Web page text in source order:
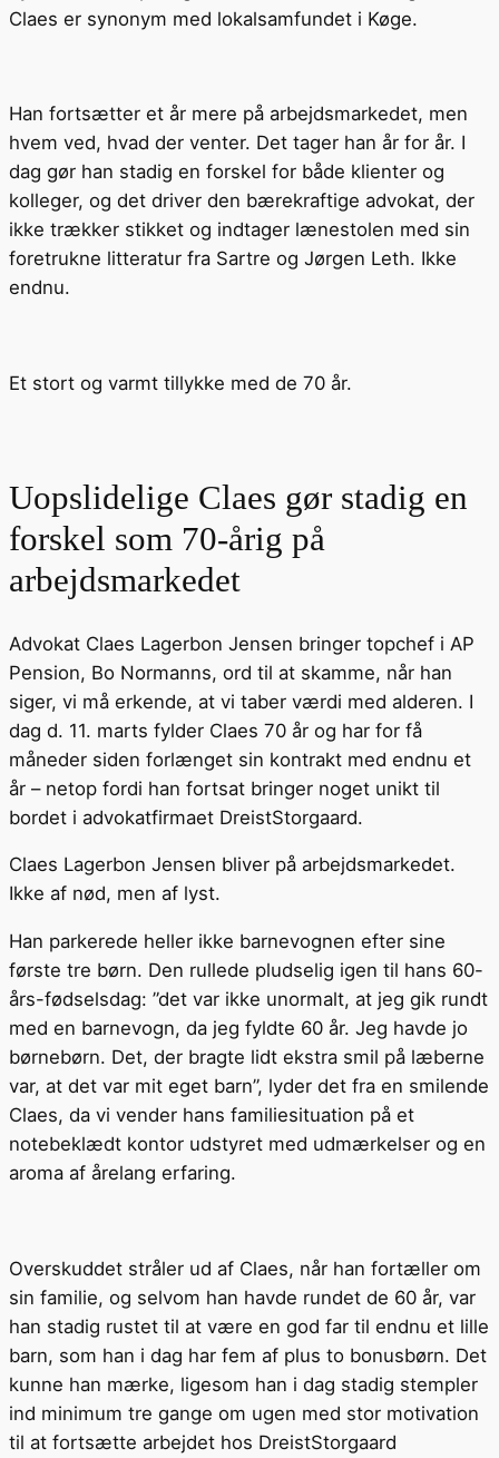
Claes er synonym med lokalsamfundet i Køge.
Han fortsætter et år mere på arbejdsmarkedet, men
hvem ved, hvad der venter. Det tager han år for år. I
dag gør han stadig en forskel for både klienter og
kolleger, og det driver den bærekraftige advokat, der
ikke trækker stikket og indtager lænestolen med sin
foretrukne litteratur fra Sartre og Jørgen Leth. Ikke
endnu.
Et stort og varmt tillykke med de 70 år.
Uopslidelige Claes gør stadig en
forskel som 70-årig på
arbejdsmarkedet
Advokat Claes Lagerbon Jensen bringer topchef i AP
Pension, Bo Normanns, ord til at skamme, når han
siger, vi må erkende, at vi taber værdi med alderen. I
dag d. 11. marts fylder Claes 70 år og har for få
måneder siden forlænget sin kontrakt med endnu et
år – netop fordi han fortsat bringer noget unikt til
bordet i advokatfirmaet DreistStorgaard.
Claes Lagerbon Jensen bliver på arbejdsmarkedet.
Ikke af nød, men af lyst.
Han parkerede heller ikke barnevognen efter sine
første tre børn. Den rullede pludselig igen til hans 60-
års-fødselsdag: ”det var ikke unormalt, at jeg gik rundt
med en barnevogn, da jeg fyldte 60 år. Jeg havde jo
børnebørn. Det, der bragte lidt ekstra smil på læberne
var, at det var mit eget barn”, lyder det fra en smilende
Claes, da vi vender hans familiesituation på et
notebeklædt kontor udstyret med udmærkelser og en
aroma af årelang erfaring.
Overskuddet stråler ud af Claes, når han fortæller om
sin familie, og selvom han havde rundet de 60 år, var
han stadig rustet til at være en god far til endnu et lille
barn, som han i dag har fem af plus to bonusbørn. Det
kunne han mærke, ligesom han i dag stadig stempler
ind minimum tre gange om ugen med stor motivation
til at fortsætte arbejdet hos DreistStorgaard